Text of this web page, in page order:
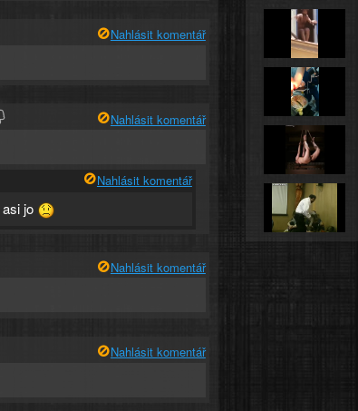
Nahlásit komentář
Nahlásit komentář
Nahlásit komentář
jo
Nahlásit komentář
Nahlásit komentář